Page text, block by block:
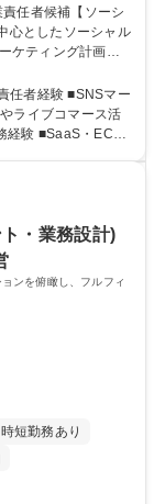
ケティング計画、
アントの戦略パー
トレンドを踏まえ
別戦略、クリエイ
成功事例テンプレ
任者経験 ■SNSマー
ライブコマース活
・業務設計)
ンを俯瞰し、フルフィ
時短勤務あり